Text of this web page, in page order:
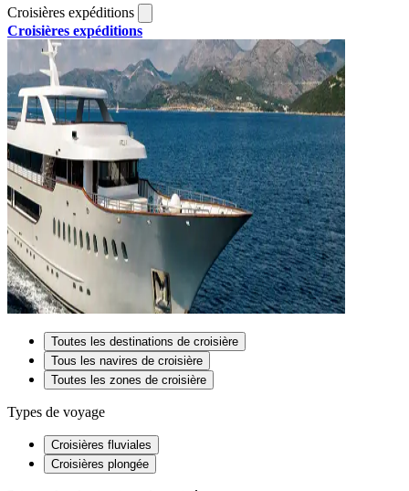
Croisières expéditions
Croisières expéditions
Toutes les destinations de croisière
Tous les navires de croisière
Toutes les zones de croisière
Types de voyage
Croisières fluviales
Croisières plongée